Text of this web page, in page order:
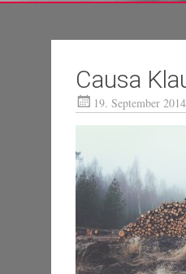
Causa
19. September 2014